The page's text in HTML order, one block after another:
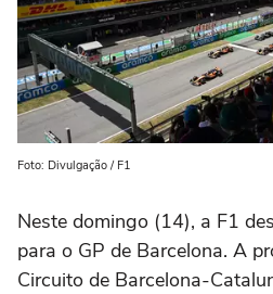
Foto: Divulgação / F1
Neste domingo (14), a F1
para o GP de Barcelona. A
Circuito de Barcelona-